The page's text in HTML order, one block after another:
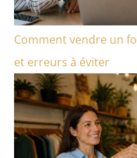
Comment vendre un
et erreurs à éviter